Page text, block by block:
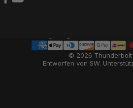
© 2026 Thunderbolt
Entworfen von SW.
Land/Region